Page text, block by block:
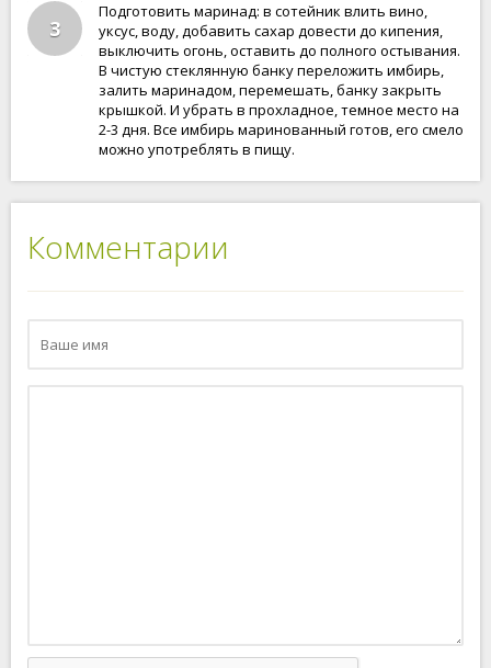
3
Подготовить маринад: в сотейник влить вино,
уксус, воду, добавить сахар довести до кипения,
выключить огонь, оставить до полного остывания.
В чистую стеклянную банку переложить имбирь,
залить маринадом, перемешать, банку закрыть
крышкой. И убрать в прохладное, темное место на
2-3 дня. Все имбирь маринованный готов, его смело
можно употреблять в пищу.
Комментарии